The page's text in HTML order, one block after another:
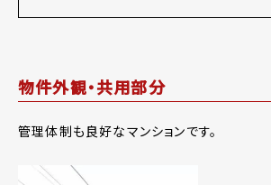
物件外観・共用部分
管理体制も良好なマンションです。